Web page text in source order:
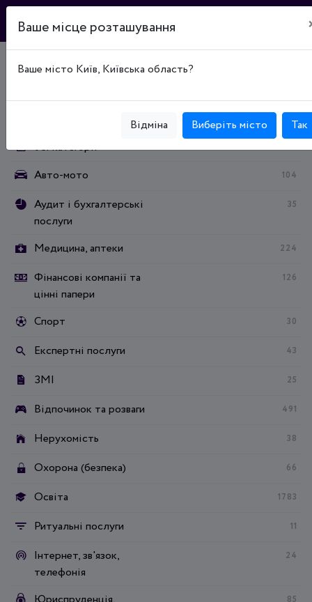
Каталог підприємств
Усі категорії
Авто-мото
104
Аудит і бухгалтерські
послуги
35
Медицина, аптеки 224
Фінансові компанії та
цінні папери
126
Спорт 30
Експертні послуги 43
ЗМІ 25
Відпочинок та розваги 491
Нерухомість 38
Охорона (безпека) 66
Освіта 1783
Ритуальні послуги 11
Інтернет, зв'язок,
телефонія
24
85
Ваше місце розташування
Ваше місто Київ, Київська область?
Відміна Виберіть місто Так